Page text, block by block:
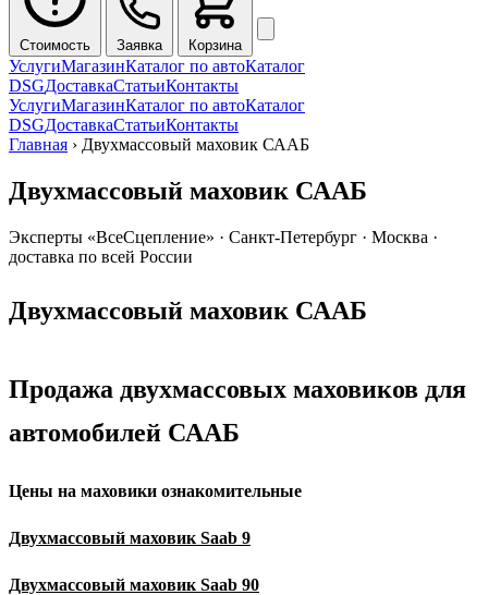
Стоимость Заявка Корзина
УслугиМагазинКаталог по автоКаталог
DSGДоставкаСтатьиКонтакты
УслугиМагазинКаталог по автоКаталог
DSGДоставкаСтатьиКонтакты
Главная › Двухмассовый маховик СААБ
Двухмассовый маховик СААБ
Эксперты «ВсеСцепление» · Санкт-Петербург · Москва ·
доставка по всей России
Двухмассовый маховик СААБ
Продажа двухмассовых маховиков для
автомобилей СААБ
Цены на маховики ознакомительные
Двухмассовый маховик Saab 9
Двухмассовый маховик Saab 90